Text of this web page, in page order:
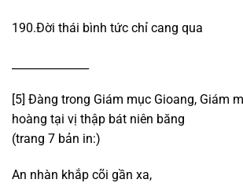
190.Đời thái bình tức chỉ cang qua
[5] Đàng trong Giám mục Gioang, Giám
hoàng tại vị thập bát niên băng
(trang 7 bản in:)
An nhàn khắp cõi gần xa,